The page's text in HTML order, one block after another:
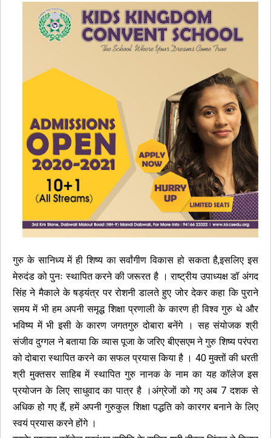
गुरु के सानिध्य में ही शिष्य का सर्वांगीण विकास हो सकता है,इसलिए इस
मेरुदंड को पुनः स्थापित करने की जरूरत है । राष्ट्रीय उपाध्यक्ष डॉ अंगद
सिंह ने मैकाले के षड्यंत्र पर रोशनी डालते हुए जोर देकर कहा कि पुराने
समय में भी हम अपनी समृद्ध शिक्षा प्रणाली के कारण ही विश्व गुरु थे और
भविष्य में भी इसी के कारण जगतगुरु दोबारा बनेंगे । सह संयोजक श्री
संजीव दुग्गल ने बताया कि व्यास पूजा के जरिए बीएसएम ने गुरु शिष्य परंपरा
को दोबारा स्थापित करने का सफल प्रयास किया है । 40 मुक्तों की धरती
श्री मुक्तसर साहिब में स्थापित गुरु नानक के नाम का यह कॉलेज इस
प्रयोजन के लिए साधुवाद का पात्र है ।अंग्रेजों को गए अब 7 दशक से
अधिक हो गए हैं, हमें अपनी गुरुकुल शिक्षा पद्धति को कारगर बनाने के लिए
स्वयं प्रयास करने होंगे ।